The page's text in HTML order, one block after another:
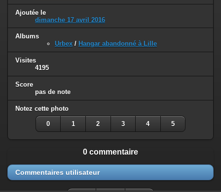
Ajoutée le
dimanche 17 avril 2016
Albums
Urbex / Hangar abandonné à Lille
Visites
4195
Score
pas de note
Notez cette photo
0 1 2 3 4 5
0 commentaire
Commentaires utilisateur